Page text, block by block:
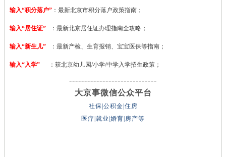
输入“积分落户” ：最新北京市积分落户政策指南；
输入“居住证” ：最新北京居住证办理指南全攻略；
输入“新生儿” ：最新产检、生育报销、宝宝医保等指南；
输入“入学” ：获北京幼儿园/小学/中学入学招生政策；
-----------------------------
大京事微信公众平台
社保|公积金|住房
医疗|就业|婚育|房产等